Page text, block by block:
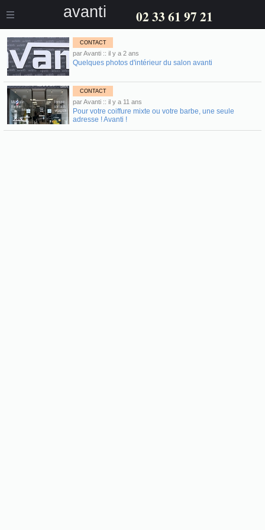
avanti 02 33 61 97 21
CONTACT
par Avanti :: il y a 2 ans
Quelques photos d'intérieur du salon avanti
CONTACT
par Avanti :: il y a 11 ans
Pour votre coiffure mixte ou votre barbe, une seule
adresse ! Avanti !